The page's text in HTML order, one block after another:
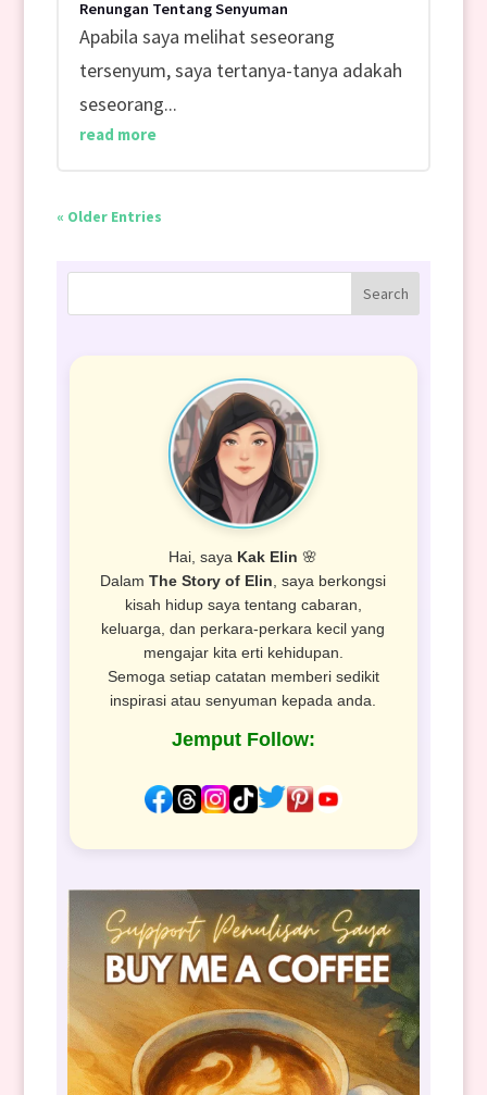
Renungan Tentang Senyuman
Apabila saya melihat seseorang
tersenyum, saya tertanya-tanya adakah
seseorang...
read more
« Older Entries
Hai, saya Kak Elin 🌸
DalamThe Story of Elin , saya berkongsi
kisah hidup saya tentang cabaran,
keluarga, dan perkara-perkara kecil yang
mengajar kita erti kehidupan.
Semoga setiap catatan memberi sedikit
inspirasi atau senyuman kepada anda.
Jemput Follow: